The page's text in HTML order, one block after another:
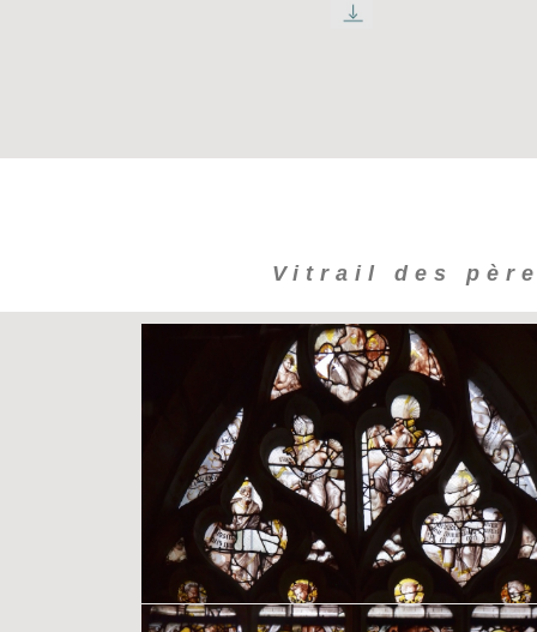
Vitrail des